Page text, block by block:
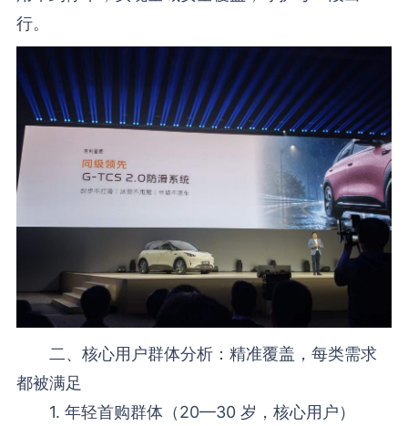
行。
二、核心用户群体分析：精准覆盖，每类需求
都被满足
1. 年轻首购群体（20—30 岁，核心用户）